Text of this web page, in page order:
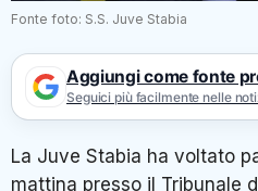
Fonte foto: S.S. Juve Stabia
Aggiungi come fonte
Seguici più facilmente nelle
La Juve Stabia ha voltato
mattina presso il Tribunale